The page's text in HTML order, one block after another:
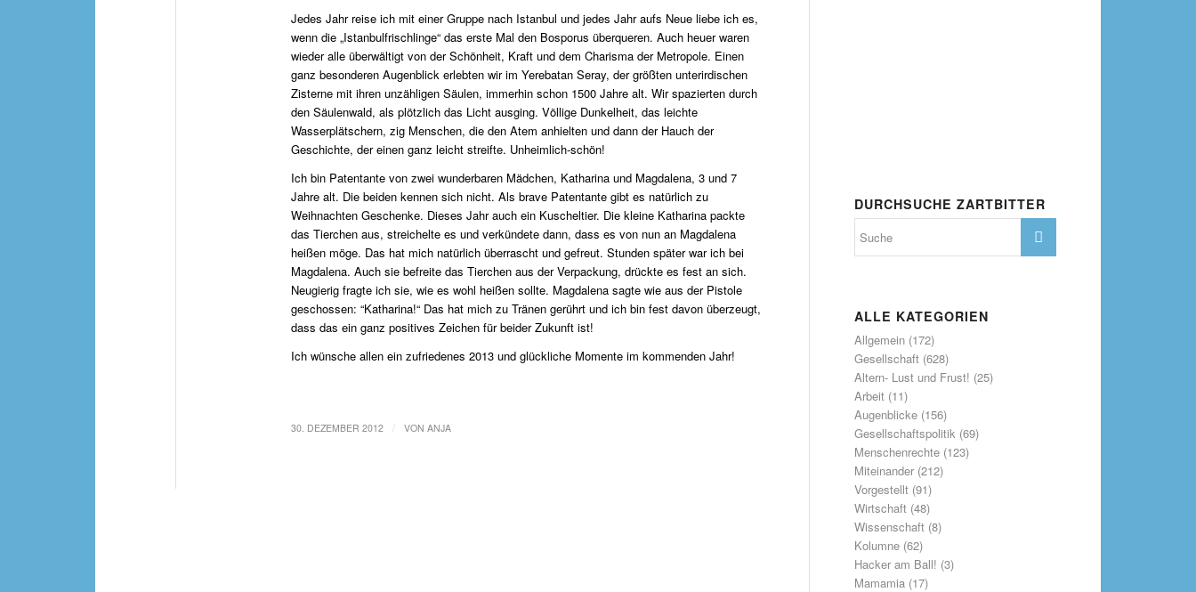
Jedes Jahr reise ich mit einer Gruppe nach Istanbul und jedes Jahr aufs Neue liebe ich es,
wenn die „Istanbulfrischlinge“ das erste Mal den Bosporus überqueren. Auch heuer waren
wieder alle überwältigt von der Schönheit, Kraft und dem Charisma der Metropole. Einen
ganz besonderen Augenblick erlebten wir im Yerebatan Seray, der größten unterirdischen
Zisterne mit ihren unzähligen Säulen, immerhin schon 1500 Jahre alt. Wir spazierten durch
den Säulenwald, als plötzlich das Licht ausging. Völlige Dunkelheit, das leichte
Wasserplätschern, zig Menschen, die den Atem anhielten und dann der Hauch der
Geschichte, der einen ganz leicht streifte. Unheimlich-schön!
Ich bin Patentante von zwei wunderbaren Mädchen, Katharina und Magdalena, 3 und 7
Jahre alt. Die beiden kennen sich nicht. Als brave Patentante gibt es natürlich zu
Weihnachten Geschenke. Dieses Jahr auch ein Kuscheltier. Die kleine Katharina packte
das Tierchen aus, streichelte es und verkündete dann, dass es von nun an Magdalena
heißen möge. Das hat mich natürlich überrascht und gefreut. Stunden später war ich bei
Magdalena. Auch sie befreite das Tierchen aus der Verpackung, drückte es fest an sich.
Neugierig fragte ich sie, wie es wohl heißen sollte. Magdalena sagte wie aus der Pistole
geschossen: “Katharina!“ Das hat mich zu Tränen gerührt und ich bin fest davon überzeugt,
dass das ein ganz positives Zeichen für beider Zukunft ist!
Ich wünsche allen ein zufriedenes 2013 und glückliche Momente im kommenden Jahr!
30. DEZEMBER 2012 VON ANJA
DURCHSUCHE ZARTBITTER
ALLE KATEGORIEN
Allgemein(172)
Gesellschaft(628)
Altern- Lust und Frust! (25)
Arbeit(11)
Augenblicke(156)
Gesellschaftspolitik(69)
Menschenrechte(123)
Miteinander(212)
Vorgestellt(91)
Wirtschaft(48)
Wissenschaft(8)
Kolumne(62)
Hacker am Ball! (3)
Mamamia(17)